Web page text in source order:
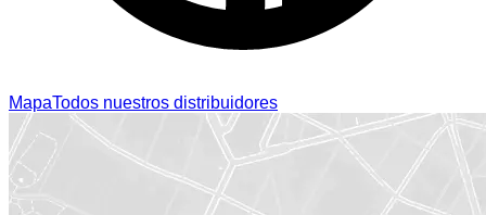
MapaTodos nuestros distribuidores